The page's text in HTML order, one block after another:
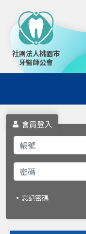
社團法人桃園市
牙醫師公會
會員登入
忘記密碼